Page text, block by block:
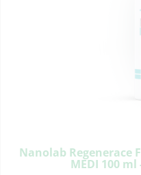
Nanolab Regenerace
MEDI 100 ml